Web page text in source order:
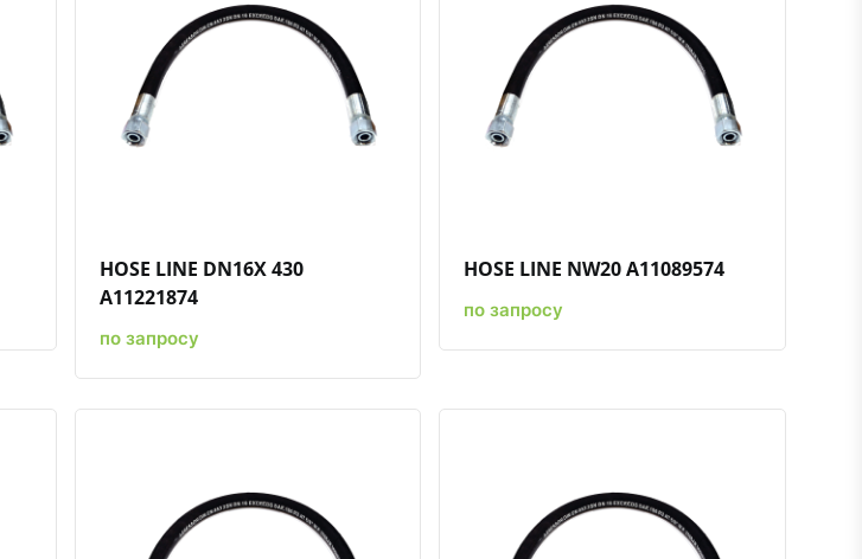
Добавить в избранное
HOSE LINE DN16X 430
A11221874
по запросу
Добавить в избранное
HOSE LINE NW20 A11089574
по запросу